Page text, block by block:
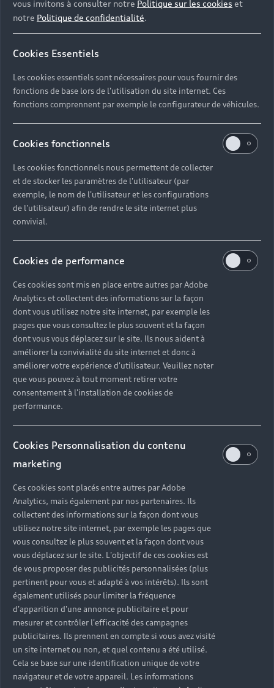
vous invitons à consulter notre Politique sur les cookies et
notre Politique de confidentialité.
Cookies Essentiels
Les cookies essentiels sont nécessaires pour vous fournir des
fonctions de base lors de l'utilisation du site internet. Ces
fonctions comprennent par exemple le configurateur de véhicules.
Cookies fonctionnels
Les cookies fonctionnels nous permettent de collecter
et de stocker les paramètres de l'utilisateur (par
exemple, le nom de l'utilisateur et les configurations
de l'utilisateur) afin de rendre le site internet plus
convivial.
Cookies de performance
Ces cookies sont mis en place entre autres par Adobe
Analytics et collectent des informations sur la façon
dont vous utilisez notre site internet, par exemple les
pages que vous consultez le plus souvent et la façon
dont vous vous déplacez sur le site. Ils nous aident à
améliorer la convivialité du site internet et donc à
améliorer votre expérience d'utilisateur. Veuillez noter
que vous pouvez à tout moment retirer votre
consentement à l'installation de cookies de
performance.
Cookies Personnalisation du contenu
marketing
Ces cookies sont placés entre autres par Adobe
Analytics, mais également par nos partenaires. Ils
collectent des informations sur la façon dont vous
utilisez notre site internet, par exemple les pages que
vous consultez le plus souvent et la façon dont vous
vous déplacez sur le site. L'objectif de ces cookies est
de vous proposer des publicités personnalisées (plus
pertinent pour vous et adapté à vos intérêts). Ils sont
également utilisés pour limiter la fréquence
d'apparition d'une annonce publicitaire et pour
mesurer et contrôler l'efficacité des campagnes
publicitaires. Ils prennent en compte si vous avez visité
un site internet ou non, et quel contenu a été utilisé.
Cela se base sur une identification unique de votre
navigateur et de votre appareil. Les informations
Se lancer dans une offre en
Le leasing est un financement pratique et simple,
vous permettant de disposer d’une voiture neuve
avec un contrat de location. Avec la Location Longue
Durée (LLD), vous financez mensuellement votre
En savoir plus sur le leasing
Choisir le
A5 pour les
professionnels